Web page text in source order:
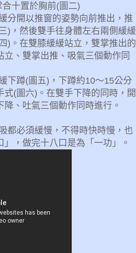
合十置於胸前(圖二)
分開以推窗的姿勢向前推出，推
) ，然後雙手往身體左右兩側緩緩
) 。在雙膝緩緩站立，雙掌推出的
、雙掌出推、吸氣三個動作同
下蹲(圖五) ，下蹲約10～15公分
式(圖六) 。在雙手下降的同時，開
、吐氣三個動作同時進行。
都必須緩慢，不得時快時慢，也
，做完十八口是為「一功」。